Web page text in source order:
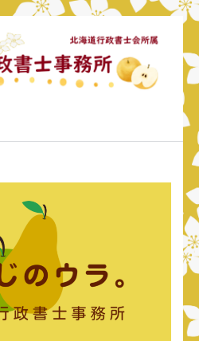
士事務所
ていきたい